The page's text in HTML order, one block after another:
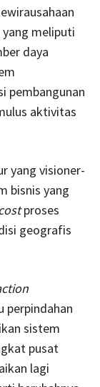
meliputi
daya
pembangunan
aktivitas
yang visioner-
bisnis yang
proses
geografis
perpindahan
sistem
pusat
lagi